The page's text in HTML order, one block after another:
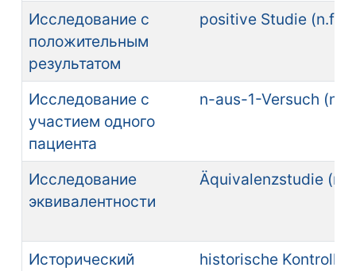
Исследование с
положительным
результатом
positive Studie (n.f.)
Исследование с
участием одного
пациента
n-aus-1-Versuch
Исследование
эквивалентности
Äquivalenzstudie
Исторический
historische